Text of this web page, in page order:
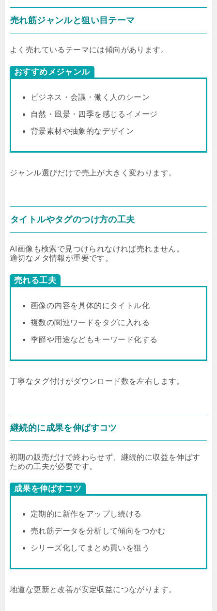
売れ筋ジャンルと狙い目テーマ
よく売れているテーマには傾向があります。
おすすめメジャンル
ビジネス・会議・働く人のシーン
自然・風景・四季を感じるイメージ
背景素材や抽象的なデザイン
ジャンル選びだけで売上が大きく変わります。
タイトルやタグのつけ方の工夫
AI画像も検索で見つけられなければ売れません。
適切なメタ情報が重要です。
売れる工夫
画像の内容を具体的にタイトル化
複数の関連ワードをタグに入れる
季節や用途などもキーワード化する
丁寧なタグ付けがダウンロード数を左右します。
継続的に成果を伸ばすコツ
初期の販売だけで終わらせず、継続的に収益を伸ばす
ための工夫が必要です。
成果を伸ばすコツ
定期的に新作をアップし続ける
売れ筋データを分析して傾向をつかむ
シリーズ化してまとめ買いを狙う
地道な更新と改善が安定収益につながります。